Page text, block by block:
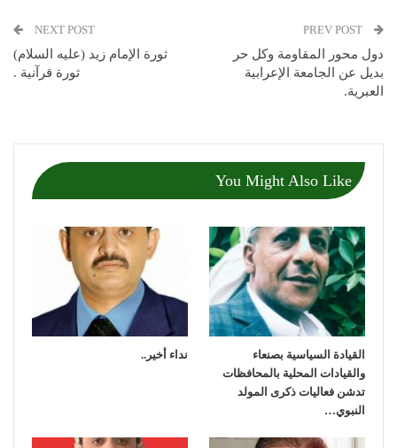
دول محور المقاومة وكل حر
بديل عن الجامعة الإعرابية
العبرية.
NEXT POST
ثورة الإمام زيد (عليه السلام)
ثورة قرآنية .
You Might Also Like
القيادة السياسية بصنعاء
والقيادات المحلية بالمحافظات
تدشن فعاليات ذكرى المولد
النبوي…
نداء أخير..